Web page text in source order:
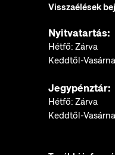
Visszaélések
Nyitvatartás:
Hétfő: Zárva
Keddtől-
Jegypénztár:
Hétfő: Zárva
Keddtől-